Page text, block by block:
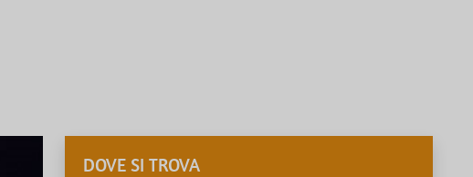
DOVE SI TROVA